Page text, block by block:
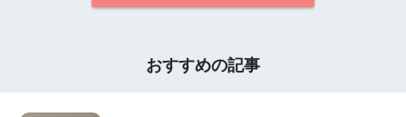
おすすめの記事